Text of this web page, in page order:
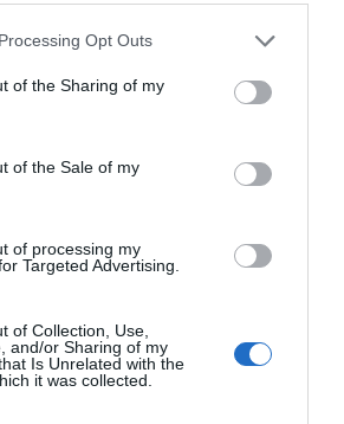
website/app uses one or more Google
or usage behaviour. You may click to
to Google and its third-party tags to
specified purposes in below Google
Opt Outs
of the Sharing of my
of the Sale of my
of processing my
Targeted Advertising.
of Collection, Use,
and/or Sharing of my
Is Unrelated with the
it was collected.
σημείωσε ότι οι
με την ενίσχυση των
ανέμων και πολύ υψηλό
θα βρίσκεται σε αυξημένη
απηύθυνε έκκληση
και να προσέξουν τη χρήση
σε υπαίθριους
και το φυσικό περιβάλλον.